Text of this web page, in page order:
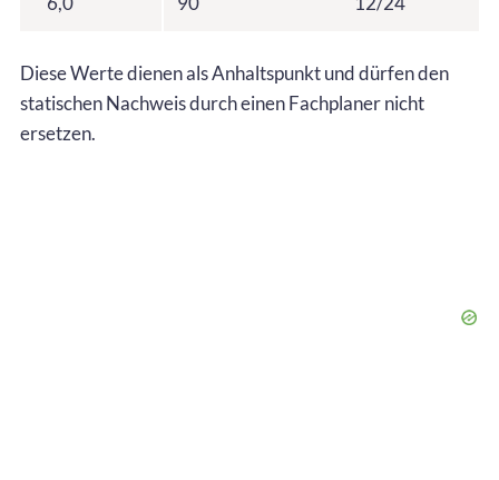
Diese Werte dienen als Anhaltspunkt und dürfen den
statischen Nachweis durch einen Fachplaner nicht
ersetzen.